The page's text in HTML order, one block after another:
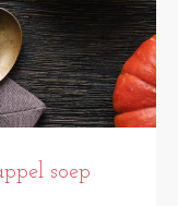
soep